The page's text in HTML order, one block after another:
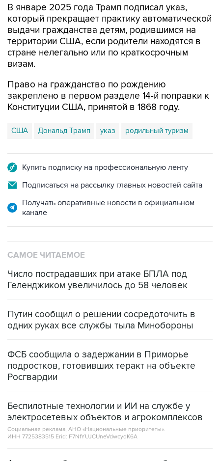
В январе 2025 года Трамп подписал указ,
который прекращает практику автоматической
выдачи гражданства детям, родившимся на
территории США, если родители находятся в
стране нелегально или по краткосрочным
визам.
Право на гражданство по рождению
закреплено в первом разделе 14-й поправки к
Конституции США, принятой в 1868 году.
США Дональд Трамп указ родильный туризм
Купить подписку на профессиональную ленту
Подписаться на рассылку главных новостей сайта
Получать оперативные новости в официальном
канале
САМОЕ ЧИТАЕМОЕ
Число пострадавших при атаке БПЛА под
Геленджиком увеличилось до 58 человек
Путин сообщил о решении сосредоточить в
одних руках все службы тыла Минобороны
ФСБ сообщила о задержании в Приморье
подростков, готовивших теракт на объекте
Росгвардии
Беспилотные технологии и ИИ на службе у
электросетевых объектов и агрокомплексов
Социальная реклама, АНО «Национальные приоритеты».
ИНН 7725383515 Erid: F7NfYUJCUneVdwcydK6A